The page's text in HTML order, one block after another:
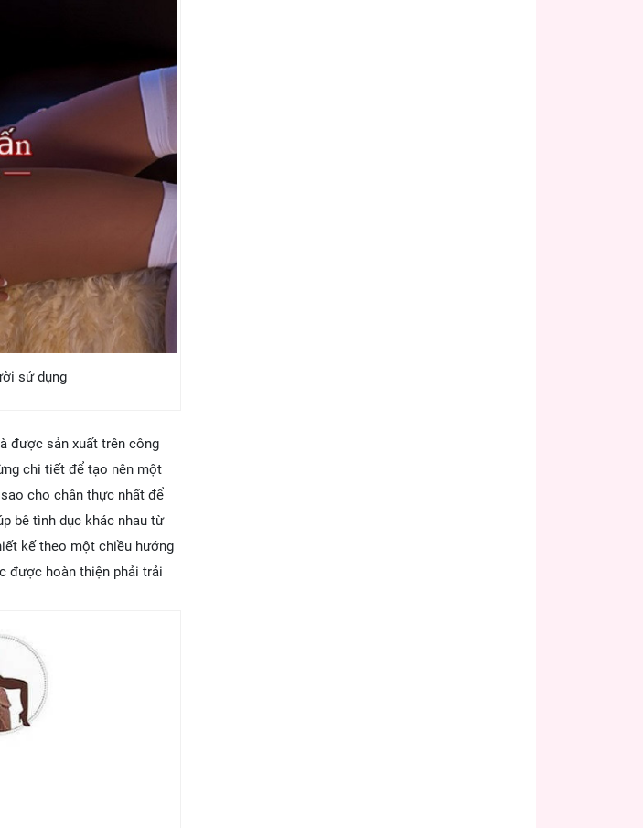
sử dụng
được sản xuất trên công
chi tiết để tạo nên một
cho chân thực nhất để
bê tình dục khác nhau từ
kế theo một chiều hướng
được hoàn thiện phải trải